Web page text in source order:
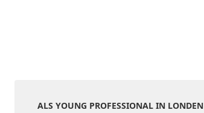
ALS YOUNG PROFESSIONAL IN LONDEN